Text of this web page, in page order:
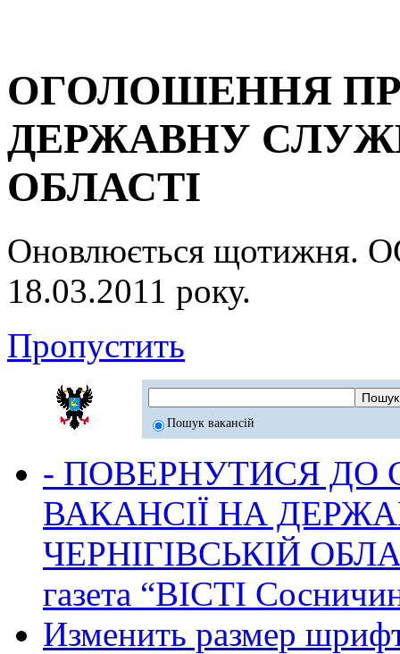
ОГОЛОШЕННЯ
ДЕРЖАВНУ
ОБЛАСТІ
Оновлюється
18.03.2011 року.
Пропустить
Пошук вакансій
- ПОВЕРНУТИСЯ ДО
ВАКАНСІЇ НА
ЧЕРНІГІВСЬКІЙ
газета “ВІСТІ
Изменить размер